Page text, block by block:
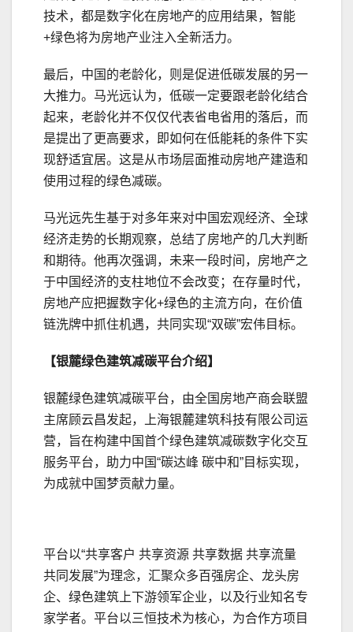
技术，都是数字化在房地产的应用结果，智能
+绿色将为房地产业注入全新活力。
最后，中国的老龄化，则是促进低碳发展的另一
大推力。马光远认为，低碳一定要跟老龄化结合
起来，老龄化并不仅仅代表省电省用的落后，而
是提出了更高要求，即如何在低能耗的条件下实
现舒适宜居。这是从市场层面推动房地产建造和
使用过程的绿色减碳。
马光远先生基于对多年来对中国宏观经济、全球
经济走势的长期观察，总结了房地产的几大判断
和期待。他再次强调，未来一段时间，房地产之
于中国经济的支柱地位不会改变；在存量时代，
房地产应把握数字化+绿色的主流方向，在价值
链洗牌中抓住机遇，共同实现“双碳”宏伟目标。
【银麓绿色建筑减碳平台介绍】
银麓绿色建筑减碳平台，由全国房地产商会联盟
主席顾云昌发起，上海银麓建筑科技有限公司运
营，旨在构建中国首个绿色建筑减碳数字化交互
服务平台，助力中国“碳达峰 碳中和”目标实现，
为成就中国梦贡献力量。
平台以“共享客户 共享资源 共享数据 共享流量
共同发展”为理念，汇聚众多百强房企、龙头房
企、绿色建筑上下游领军企业，以及行业知名专
家学者。平台以三恒技术为核心，为合作方项目